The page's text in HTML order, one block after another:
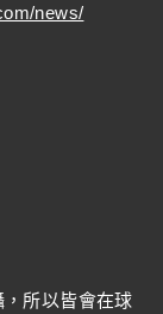
news/
所以皆會在球